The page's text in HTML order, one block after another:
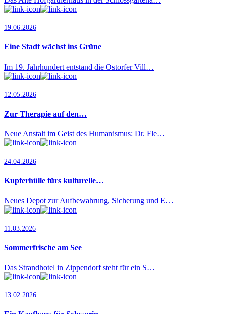
19.06.2026
Eine Stadt wächst ins Grüne
Im 19. Jahrhundert entstand die Ostorfer Vill…
12.05.2026
Zur Therapie auf den…
Neue Anstalt im Geist des Humanismus: Dr. Fle…
24.04.2026
Kupferhülle fürs kulturelle…
Neues Depot zur Aufbewahrung, Sicherung und E…
11.03.2026
Sommerfrische am See
Das Strandhotel in Zippendorf steht für ein S…
13.02.2026